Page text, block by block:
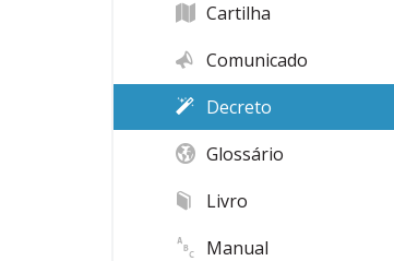
Cartilha
Comunicado
Decreto
Glossário
Livro
Manual